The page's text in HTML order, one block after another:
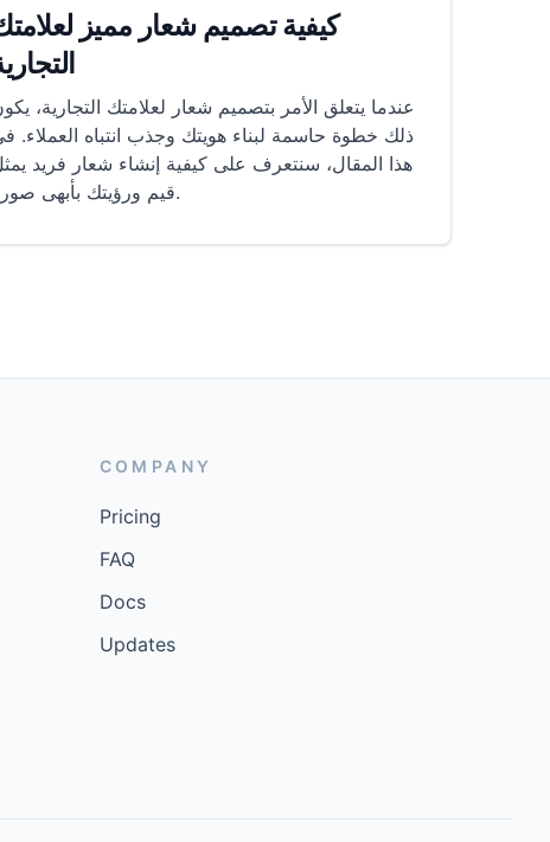
كيفية تصميم شعار مميز
عندما يتعلق الأمر بتصميم شعار لعلامتك التجارية،
ذلك خطوة حاسمة لبناء هويتك وجذب انتباه العملاء.
هذا المقال، سنتعرف على كيفية إنشاء شعار فريد
قيم ورؤيتك بأبهى صورة.
COMPANY
Pricing
FAQ
Docs
Updates